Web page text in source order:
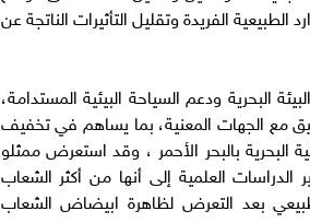
الفريدة وتقليل التأثيرات الناتجة عن
البحرية ودعم السياحة البيئية المستدامة،
مع الجهات المعنية، بما يساهم في تخفيف
البحرية بالبحر الأحمر ، وقد استعرض ممثلو
الدراسات العلمية إلى أنها من أكثر الشعاب
بعد التعرض لظاهرة ابيضاض الشعاب